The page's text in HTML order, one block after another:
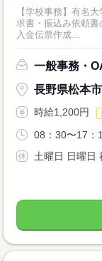
【学校事務】有名
求書・振込み依頼
入金伝票作成...
一般事務・
長野県松本
時給1,200円
08：30〜17：
土曜日 日曜日